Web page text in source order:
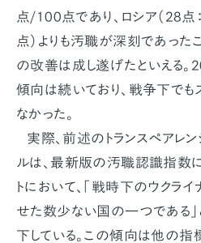
点/100点であり、ロシア（28
点）よりも汚職が深刻であった
の改善は成し遂げたといえる
傾向は続いており、戦争下でも
なかった。
実際、前述のトランスペアレン
ルは、最新版の汚職認識指数
トにおいて、「戦時下のウクラ
せた数少ない国の一つである
下している。この傾向は他の指